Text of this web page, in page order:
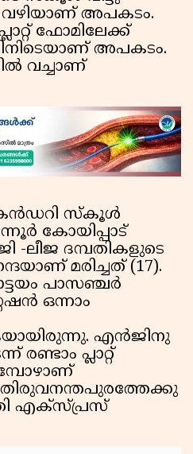
വഴിയാണ് അപകടം.
ഫോമിലേക്ക്
അപകടം.
വച്ചാണ്
സ്‌കൂള്‍
കോയിപ്പാട്
-ലീജ ദമ്പതികളുടെ
മരിച്ചത് (17).
പാസഞ്ചര്‍
ഒന്നാം
എന്‍ജിനു
രണ്ടാം പ്ലാറ്റ്
എക്‌സ്പ്രസ്